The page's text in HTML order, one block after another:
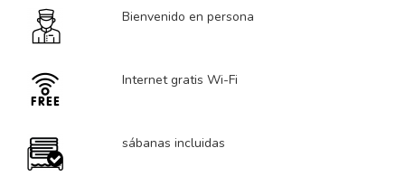
Bienvenido en persona
Internet gratis Wi-Fi
sábanas incluidas